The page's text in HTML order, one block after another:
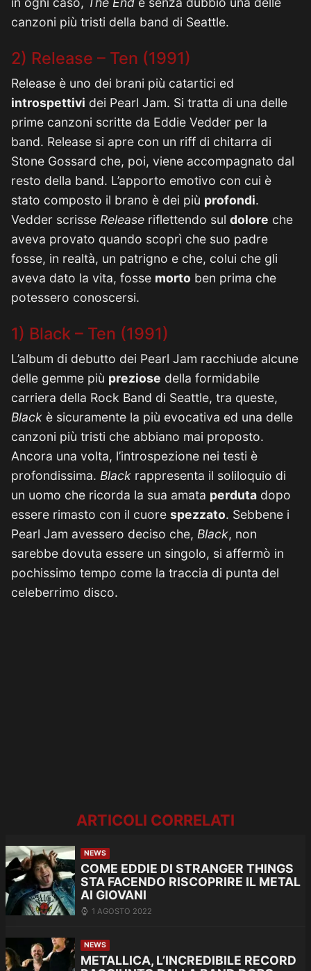
canzoni più tristi della band di Seattle.
2) Release – Ten (1991)
Release è uno dei brani più catartici ed
introspettivi dei Pearl Jam. Si tratta di una delle
prime canzoni scritte da Eddie Vedder per la
band. Release si apre con un riff di chitarra di
Stone Gossard che, poi, viene accompagnato dal
resto della band. L’apporto emotivo con cui è
stato composto il brano è dei più profondi.
Vedder scrisse Release riflettendo sul dolore che
aveva provato quando scoprì che suo padre
fosse, in realtà, un patrigno e che, colui che gli
aveva dato la vita, fosse morto ben prima che
potessero conoscersi.
1) Black – Ten (1991)
L’album di debutto dei Pearl Jam racchiude alcune
delle gemme più preziose della formidabile
carriera della Rock Band di Seattle, tra queste,
Black è sicuramente la più evocativa ed una delle
canzoni più tristi che abbiano mai proposto.
Ancora una volta, l’introspezione nei testi è
profondissima. Black rappresenta il soliloquio di
un uomo che ricorda la sua amata perduta dopo
essere rimasto con il cuore spezzato. Sebbene i
Pearl Jam avessero deciso che, Black, non
sarebbe dovuta essere un singolo, si affermò in
pochissimo tempo come la traccia di punta del
celeberrimo disco.
ARTICOLI CORRELATI
NEWS
COME EDDIE DI STRANGER THINGS
STA FACENDO RISCOPRIRE IL METAL
AI GIOVANI
1 AGOSTO 2022
NEWS
METALLICA, L’INCREDIBILE RECORD